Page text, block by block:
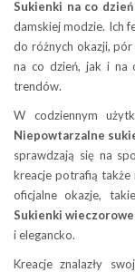
Sukienki na co dzień
damskiej modzie. Ich
do różnych okazji,
na co dzień, jak i na
trendów.
W codziennym
Niepowtarzalne
sprawdzają się na
kreacje potrafią także
oficjalne okazje,
Sukienki wieczorowe
i elegancko.
Kreacje znalazły